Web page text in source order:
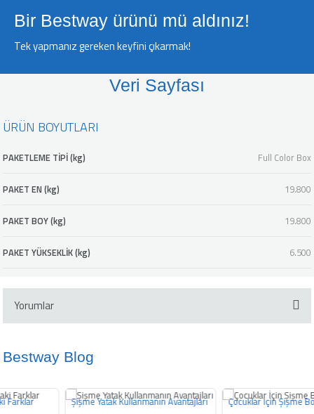
Bir Bestway ürünü mü aldınız!
Tek yapmanız gereken keyfini çıkarmak!
Veri Sayfası
ÜRÜN BOYUTLARI
PAKETLEME TİPİ (kg) Full Color Box
PAKET EN (kg) 19.800
PAKET BOY (kg) 19.800
PAKET YÜKSEKLİK (kg) 6.500
Yorumlar
Bestway Blog
Şişme Yatak Kullanmanın Avantajları Çocuklar İçin Şişme Botların Önemi